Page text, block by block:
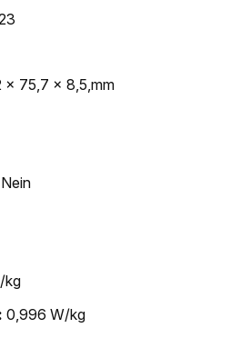
x 75,7 x 8,5,mm
Nein
kg
0,996 W/kg